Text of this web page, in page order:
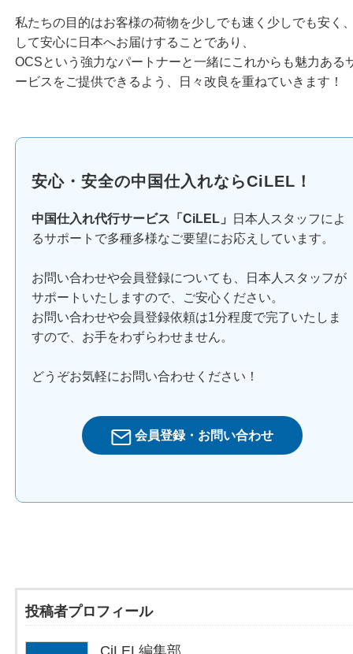
私たちの目的はお客様の荷物を少しでも速く少しでも安く
して安心に日本へお届けすることであり、
OCSという強力なパートナーと一緒にこれからも魅力ある
ービスをご提供できるよう、日々改良を重ねていきます！
安心・安全の中国仕入れならCiLEL！
中国仕入れ代行サービス「CiLEL」
日本人スタッフによ
るサポートで多種多様なご要望にお応えしています。
お問い合わせや会員登録についても、日本人スタッフが
サポートいたしますので、ご安心ください。
お問い合わせや会員登録依頼は1分程度で完了いたしま
すので、お手をわずらわせません。
どうぞお気軽にお問い合わせください！
会員登録・お問い合わせ
投稿者プロフィール
CiLEL編集部